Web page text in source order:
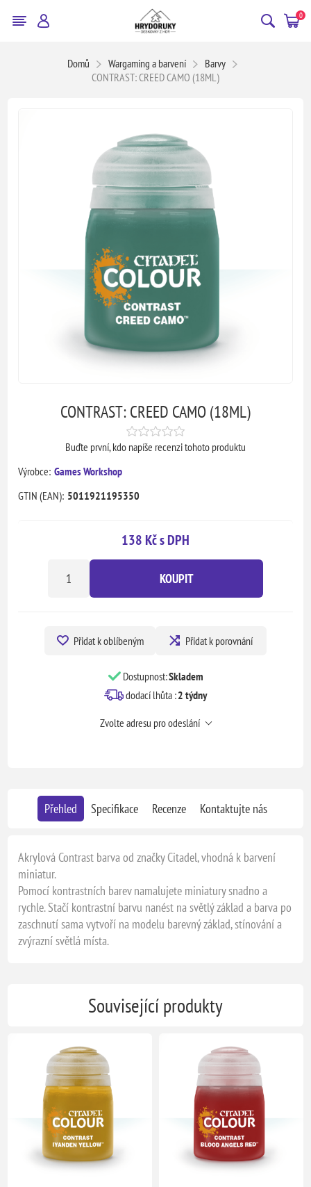
0
Domů Wargaming a barvení
Barvy
CONTRAST: CREED CAMO (18ML)
CONTRAST: CREED CAMO (18ML)
Buďte první, kdo napíše recenzi tohoto produktu
Výrobce: Games Workshop
GTIN (EAN): 5011921195350
138 Kč s DPH
KOUPIT
Přidat k oblíbeným Přidat k porovnání
Dostupnost:Skladem
dodací lhůta :2 týdny
Zvolte adresu pro odeslání
Přehled Specifikace Recenze Kontaktujte nás
Akrylová Contrast barva od značky Citadel, vhodná k barvení
miniatur.
Pomocí kontrastních barev namalujete miniatury snadno a
rychle. Stačí kontrastní barvu nanést na světlý základ a barva po
zaschnutí sama vytvoří na modelu barevný základ, stínování a
zvýrazní světlá místa.
Související produkty